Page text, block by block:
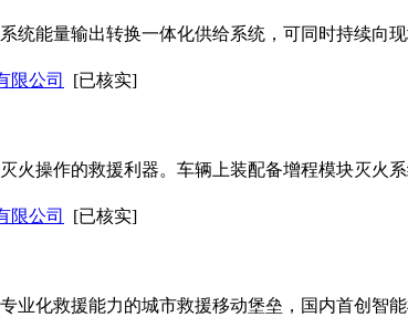
统能量输出转换一体化供给系统，可同时持续向
限公司
[已核实]
火操作的救援利器。车辆上装配备增程模块灭火
限公司
[已核实]
业化救援能力的城市救援移动堡垒，国内首创智